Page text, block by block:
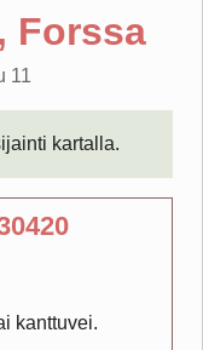
Forssa
11
kanttuvei